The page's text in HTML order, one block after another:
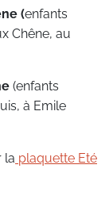
(enfants
Chêne, au
(enfants
à Emile
la plaquette Eté